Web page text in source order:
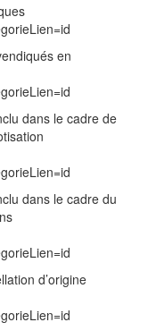
en
dans le cadre de
dans le cadre du
d’origine